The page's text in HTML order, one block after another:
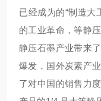
已经成为的“制造
的工业革命，等静
静压石墨产业带来
爆发，国外炭素产
了对中国的销售力